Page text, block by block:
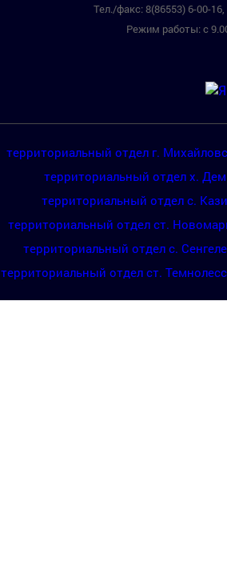
Тел./факс: 8(86553) 6-00-
Режим работы: с
территориальный отдел г.
территориальный отдел х.
территориальный отдел с.
территориальный отдел ст.
территориальный отдел с.
территориальный отдел ст.